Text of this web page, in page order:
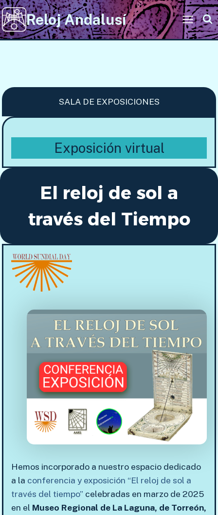
Saltar
al
contenido
Reloj Andalusí
SALA DE EXPOSICIONES
Exposición virtual
El reloj de sol a
través del Tiempo
Hemos incorporado a nuestro espacio dedicado
a la conferencia y exposición “El reloj de sol a
través del tiempo” celebradas en marzo de 2025
en el Museo Regional de La Laguna, de Torreón,